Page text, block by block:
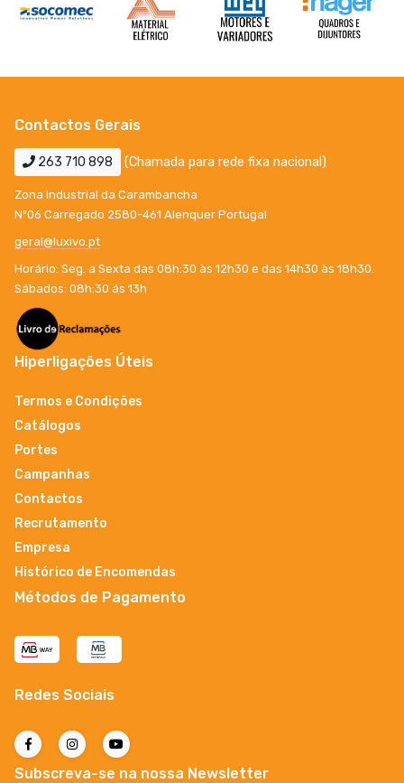
Contactos Gerais
263 710 898 (Chamada para rede fixa nacional)
Zona Industrial da Carambancha
Nº06 Carregado 2580-461 Alenquer Portugal
geral@luxivo.pt
Horário: Seg. a Sexta das 08h:30 às 12h30 e das 14h30 às 18h30.
Sábados: 08h:30 ás 13h
Hiperligações Úteis
Termos e Condições
Catálogos
Portes
Campanhas
Contactos
Recrutamento
Empresa
Histórico de Encomendas
Métodos de Pagamento
Redes Sociais
Subscreva-se na nossa Newsletter